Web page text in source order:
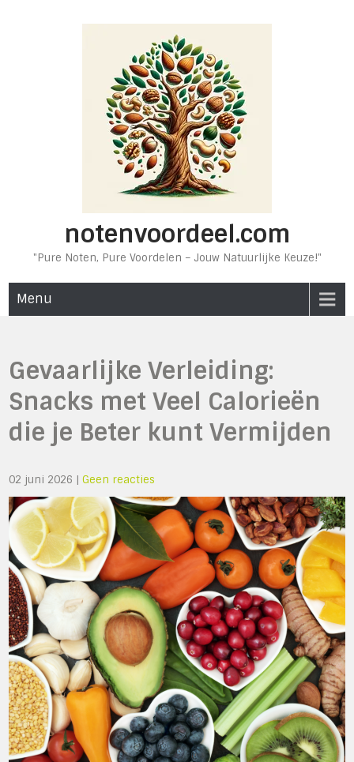
notenvoordeel.com
"Pure Noten, Pure Voordelen – Jouw Natuurlijke Keuze!"
Menu
Gevaarlijke Verleiding:
Snacks met Veel Calorieën
die je Beter kunt Vermijden
02 juni 2026 |Geen reacties